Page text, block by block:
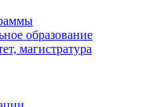
образование
магистратура